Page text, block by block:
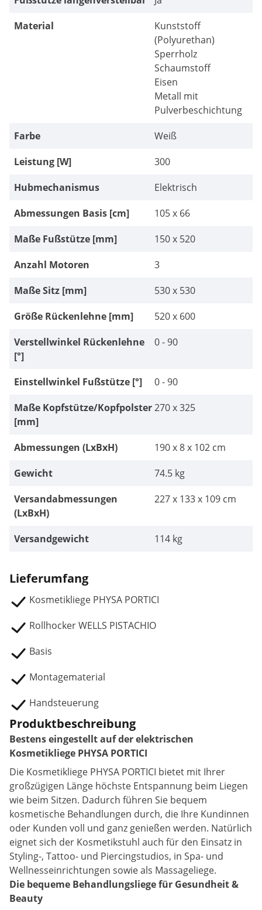
Material
Kunststoff
(Polyurethan)
Sperrholz
Schaumstoff
Eisen
Metall mit
Pulverbeschichtung
Farbe
Weiß
Leistung [W]
300
Hubmechanismus
Elektrisch
Abmessungen Basis [cm]
105 x 66
Maße Fußstütze [mm]
150 x 520
Anzahl Motoren
3
Maße Sitz [mm]
530 x 530
Größe Rückenlehne [mm]
520 x 600
Verstellwinkel Rückenlehne
[°]
0 - 90
Einstellwinkel Fußstütze [°]
0 - 90
Maße Kopfstütze/Kopfpolster
[mm]
270 x 325
Abmessungen (LxBxH)
190 x 8 x 102 cm
Gewicht
74.5 kg
Versandabmessungen
(LxBxH)
227 x 133 x 109 cm
Versandgewicht 114 kg
Lieferumfang
Kosmetikliege PHYSA PORTICI
Rollhocker WELLS PISTACHIO
Basis
Montagematerial
Handsteuerung
Produktbeschreibung
Bestens eingestellt auf der elektrischen
Kosmetikliege PHYSA PORTICI
Die Kosmetikliege PHYSA PORTICI bietet mit Ihrer
großzügigen Länge höchste Entspannung beim Liegen
wie beim Sitzen. Dadurch führen Sie bequem
kosmetische Behandlungen durch, die Ihre Kundinnen
oder Kunden voll und ganz genießen werden. Natürlich
eignet sich der Kosmetikstuhl auch für den Einsatz in
Styling-, Tattoo- und Piercingstudios, in Spa- und
Wellnesseinrichtungen sowie als Massageliege.
Die bequeme Behandlungsliege für Gesundheit &
Beauty